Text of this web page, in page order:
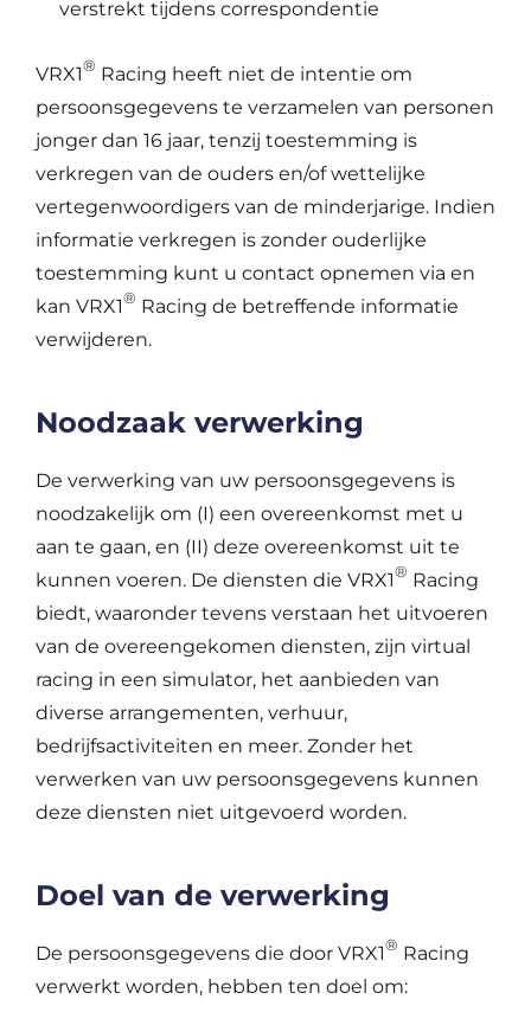
verstrekt tijdens correspondentie
VRX1® Racing heeft niet de intentie om
persoonsgegevens te verzamelen van personen
jonger dan 16 jaar, tenzij toestemming is
verkregen van de ouders en/of wettelijke
vertegenwoordigers van de minderjarige. Indien
informatie verkregen is zonder ouderlijke
toestemming kunt u contact opnemen via en
kan VRX1® Racing de betreffende informatie
verwijderen.
Noodzaak verwerking
De verwerking van uw persoonsgegevens is
noodzakelijk om (I) een overeenkomst met u
aan te gaan, en (II) deze overeenkomst uit te
kunnen voeren. De diensten die VRX1® Racing
biedt, waaronder tevens verstaan het uitvoeren
van de overeengekomen diensten, zijn virtual
racing in een simulator, het aanbieden van
diverse arrangementen, verhuur,
bedrijfsactiviteiten en meer. Zonder het
verwerken van uw persoonsgegevens kunnen
deze diensten niet uitgevoerd worden.
Doel van de verwerking
De persoonsgegevens die door VRX1® Racing
verwerkt worden, hebben ten doel om: